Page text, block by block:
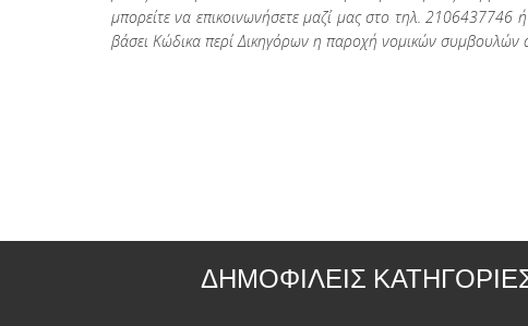
μπορείτε να επικοινωνήσετε μαζί μας στο τηλ.2106437746
βάσει Κώδικα περί Δικηγόρων η παροχή νομικών
ΔΗΜΟΦΙΛΕΙΣ